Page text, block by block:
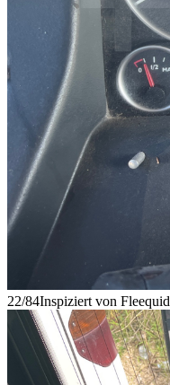
22/84Inspiziert von Fleequid